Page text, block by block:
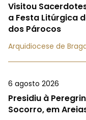
Visitou
a Festa Litúrgica
dos Párocos
Arquidiocese de
6 agosto 2026
Presidiu à
Socorro, em